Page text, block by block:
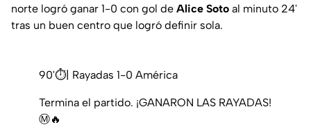
norte logró ganar 1-0 con gol de Alice Soto al minuto 24'
tras un buen centro que logró definir sola.
90'⏱️| Rayadas 1-0 América
Termina el partido. ¡GANARON LAS RAYADAS!
Ⓜ️🔥